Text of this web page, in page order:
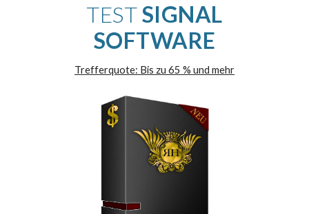
TESTSIGNAL
SOFTWARE
Trefferquote: Bis zu 65 % und mehr